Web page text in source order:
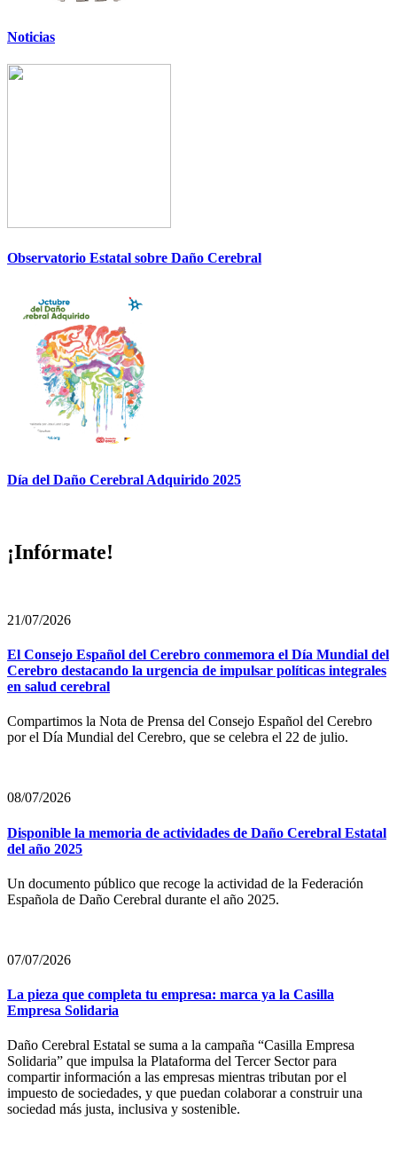
Noticias
Observatorio Estatal sobre Daño Cerebral
Día del Daño Cerebral Adquirido 2025
¡Infórmate!
21/07/2026
El Consejo Español del Cerebro conmemora el Día Mundial del
Cerebro destacando la urgencia de impulsar políticas integrales
en salud cerebral
Compartimos la Nota de Prensa del Consejo Español del Cerebro
por el Día Mundial del Cerebro, que se celebra el 22 de julio.
08/07/2026
Disponible la memoria de actividades de Daño Cerebral Estatal
del año 2025
Un documento público que recoge la actividad de la Federación
Española de Daño Cerebral durante el año 2025.
07/07/2026
La pieza que completa tu empresa: marca ya la Casilla
Empresa Solidaria
Daño Cerebral Estatal se suma a la campaña “Casilla Empresa
Solidaria” que impulsa la Plataforma del Tercer Sector para
compartir información a las empresas mientras tributan por el
impuesto de sociedades, y que puedan colaborar a construir una
sociedad más justa, inclusiva y sostenible.